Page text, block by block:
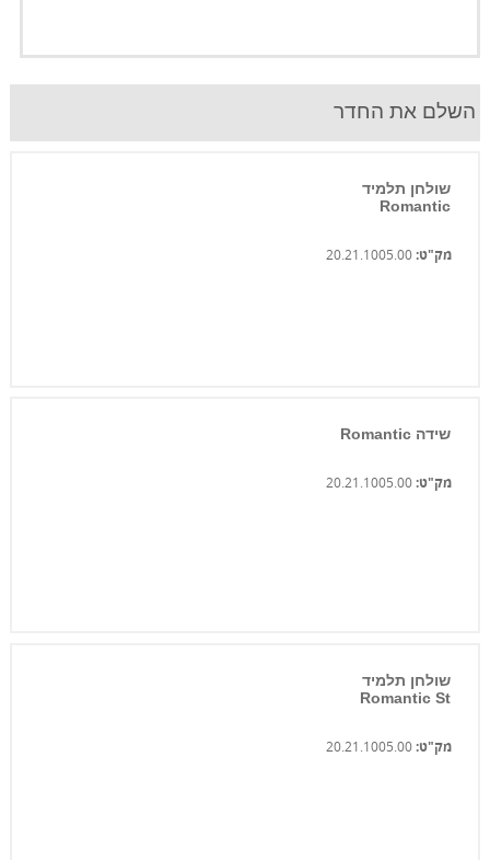
השלם את החדר
שולחן תלמיד
Romantic
מק"ט:20.21.1005.00
שידה Romantic
מק"ט:20.21.1005.00
שולחן תלמיד
Romantic St
מק"ט:20.21.1005.00